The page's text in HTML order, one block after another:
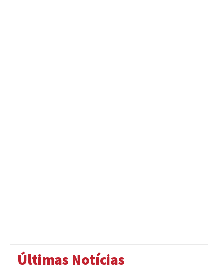
Últimas Notícias